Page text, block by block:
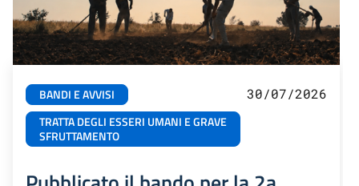
BANDI E AVVISI
TRATTA DEGLI ESSERI UMANI E GRAVE
SFRUTTAMENTO
30/07/2026